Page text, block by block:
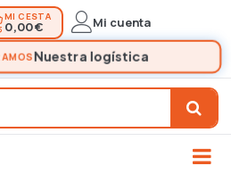
MI CESTA
0,00 € Mi cuenta